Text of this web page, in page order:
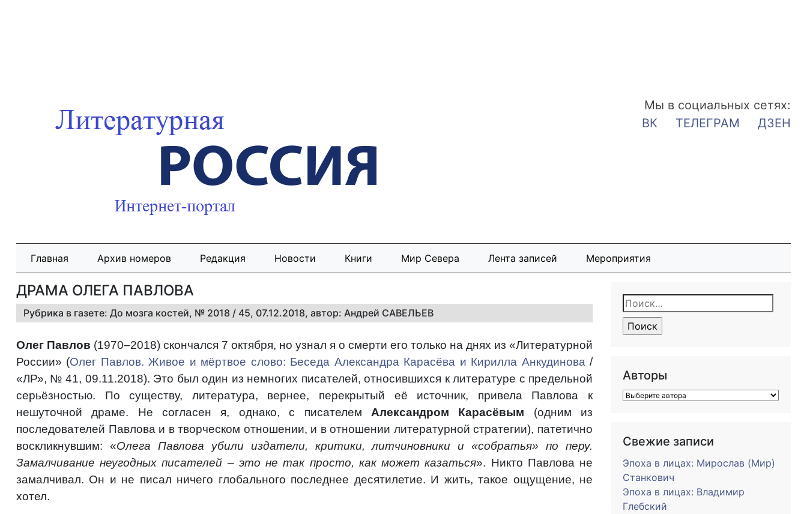
Мы в социальных сетях:
ВК
ТЕЛЕГРАМ ДЗЕН
Главная Архив номеров Редакция Новости Книги Мир Севера Лента записей Мероприятия
ДРАМА ОЛЕГА ПАВЛОВА
Рубрика в газете: До мозга костей, № 2018 / 45, 07.12.2018, автор: Андрей САВЕЛЬЕВ
Олег Павлов (1970–2018) скончался 7 октября, но узнал я о смерти его только на днях из «Литературной
России» (Олег Павлов. Живое и мёртвое слово: Беседа Александра Карасёва и Кирилла Анкудинова /
«ЛР», № 41, 09.11.2018). Это был один из немногих писателей, относившихся к литературе с предельной
серьёзностью. По существу, литература, вернее, перекрытый её источник, привела Павлова к
нешуточной драме. Не согласен я, однако, с писателем Александром Карасёвым (одним из
последователей Павлова и в творческом отношении, и в отношении литературной стратегии), патетично
воскликнувшим: «Олега Павлова убили издатели, критики, литчиновники и «собратья» по перу.
Замалчивание неугодных писателей – это не так просто, как может казаться». Никто Павлова не
замалчивал. Он и не писал ничего глобального последнее десятилетие. И жить, такое ощущение, не
хотел.
Найти:
Авторы
Свежие записи
Эпоха в лицах: Мирослав (Мир)
Станкович
Эпоха в лицах: Владимир
Глебский